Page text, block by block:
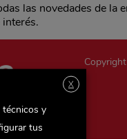
las novedades de la
X
y
tus